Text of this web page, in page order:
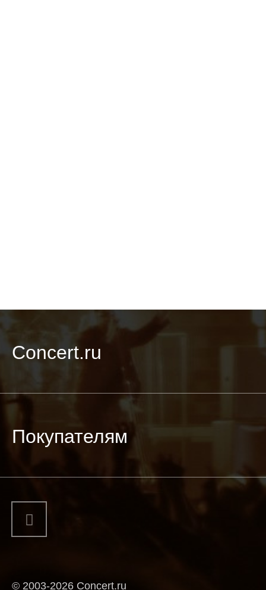
Concert.ru
Покупателям
© 2003-2026 Concert.ru